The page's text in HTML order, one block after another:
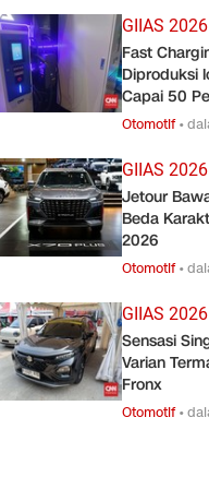
GIIAS 2026
Fast
Diproduksi
Capai 50
Otomotif•
GIIAS 2026
Jetour
Beda
2026
Otomotif•
GIIAS 2026
Sensasi
Varian
Fronx
Otomotif•